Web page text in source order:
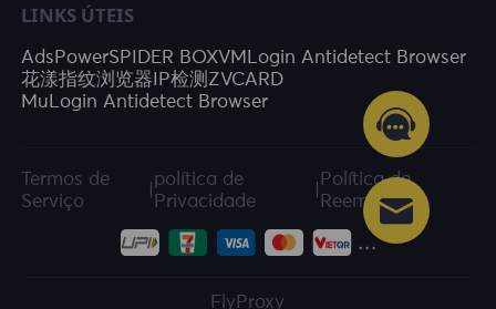
LINKS ÚTEIS
AdsPowerSPIDER BOXVMLogin Antidetect Browser
花漾指纹浏览器 IP检测 ZVCARD
MuLogin Antidetect Browser
FlyProxy
Termos de
Serviço
política de
Privacidade
Política de
Reembolso